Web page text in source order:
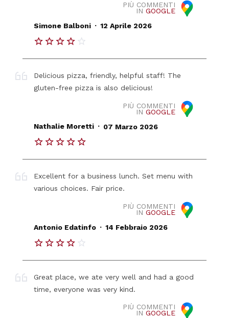
PIÙ COMMENTI
IN GOOGLE
Simone Balboni . 12 Aprile 2026
Delicious pizza, friendly, helpful staff! The
gluten-free pizza is also delicious!
PIÙ COMMENTI
IN GOOGLE
Nathalie Moretti . 07 Marzo 2026
Excellent for a business lunch. Set menu with
various choices. Fair price.
PIÙ COMMENTI
IN GOOGLE
Antonio Edatinfo . 14 Febbraio 2026
Great place, we ate very well and had a good
time, everyone was very kind.
PIÙ COMMENTI
IN GOOGLE